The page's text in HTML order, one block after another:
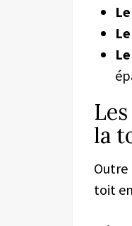
la
Outre
toit